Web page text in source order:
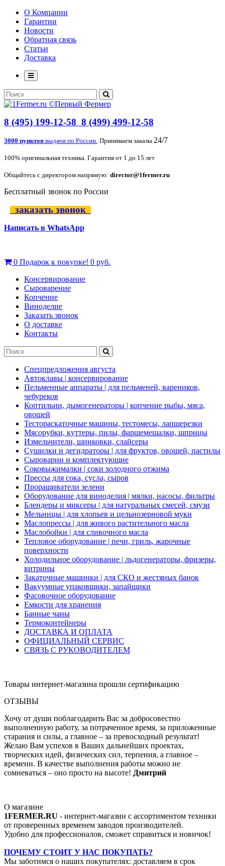
О Компании
Гарантии
Новости
Обратная связь
Статьи
Доставка
8 (495) 199-12-58 8 (499) 499-12-58
3000 пунктов выдачи по России. Принимаем заказы 24/7
100% оригинальная техника. Гарантия от 1 до 15 лет
Общайтесь с директором напрямую: director@1fermer.ru
Бесплатный звонок по России
заказать звонок
Написать в WhatsApp
0 Подарок к покупке! 0 руб.
Консервирование
Сыроварение
Копчение
Виноделие
Заказать звонок
О доставке
Контакты
Спецпредложения августа
Автоклавы | консервирование
Пельменные аппараты | для пельменей, вареников,
чебуреков
Коптильни, дымогенераторы | копчение рыбы, мяса,
овощей
Тестораскаточные машины, тестомесы, лапшерезки
Мясорубки, куттеры, пилы, фаршемешалки, шприцы
Измельчители, шинковки, слайсеры
Сушилки и дегидраторы | для фруктов, овощей, пастилы
Сыроварни и комплектующие
Соковыжималки | соки холодного отжима
Прессы для сока, сусла, сыров
Проращиватели зелени
Оборудование для виноделия | мялки, насосы, фильтры
Блендеры и миксеры | для натуральных смесей, смузи
Мельницы | для хлопьев и цельнозерновой муки
Маслопрессы | для живого растительного масла
Маслобойки | для сливочного масла
Тепловое оборудование | печи, гриль, жарочные
поверхности
Холодильное оборудование | льдогенераторы, фризеры,
витрины
Закаточные машинки | для СКО и жестяных банок
Вакуумные упаковщики, запайщики
Фасовочное оборудование
Емкости для хранения
Банные чаны
Термоконтейнеры
ДОСТАВКА И ОПЛАТА
ОФИЦИАЛЬНЫЙ СЕРВИС
СВЯЗЬ С РУКОВОДИТЕЛЕМ
Товары интернет-магазина прошли сертификацию
ОТЗЫВЫ
Хочу от души поблагодарить Вас за добросовестно
выполненную работу, за потраченное время, за приложенные
старания и силы, а главное – за превосходный результат!
Желаю Вам успехов в Ваших дальнейших проектах,
творческих идей, физических сил, терпения, а главное –
времени. В качестве выполнения работы можно не
сомневаться – оно просто на высоте! Дмитрий
О магазине
1FERMER.RU - интернет-магазин с ассортиментом техники
от проверенных временем заводов производителей.
Удобно для профессионалов, сможет справиться и новичок!
ПОЧЕМУ СТОИТ У НАС ПОКУПАТЬ?
Мы заботимся о наших покупателях: доставляем в срок